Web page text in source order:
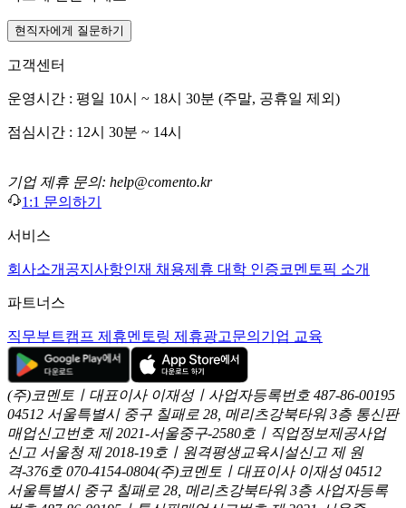
현직자에게 질문하기
고객센터
운영시간 : 평일 10시 ~ 18시 30분 (주말, 공휴일 제외)
점심시간 : 12시 30분 ~ 14시
기업 제휴 문의: help@comento.kr
1:1 문의하기
서비스
회사소개 공지사항인재 채용제휴 대학 인증코멘토픽 소개
파트너스
직무부트캠프 제휴멘토링 제휴광고문의 기업 교육
(주)코멘토ㅣ대표이사 이재성ㅣ사업자등록번호 487-86-00195
04512 서울특별시 중구 칠패로 28, 메리츠강북타워 3층 통신판
매업신고번호 제 2021-서울중구-2580호ㅣ직업정보제공사업
신고 서울청 제 2018-19호ㅣ원격평생교육시설신고 제 원
격-376호 070-4154-0804(주)코멘토ㅣ대표이사 이재성 04512
서울특별시 중구 칠패로 28, 메리츠강북타워 3층 사업자등록